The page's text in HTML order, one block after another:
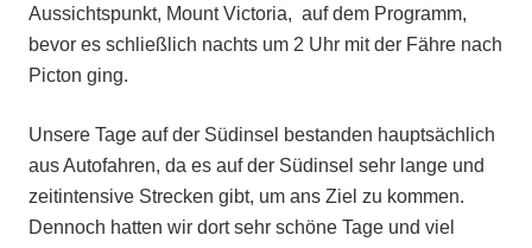
Aussichtspunkt, Mount Victoria, auf dem Programm,
bevor es schließlich nachts um 2 Uhr mit der Fähre nach
Picton ging.
Unsere Tage auf der Südinsel bestanden hauptsächlich
aus Autofahren, da es auf der Südinsel sehr lange und
zeitintensive Strecken gibt, um ans Ziel zu kommen.
Dennoch hatten wir dort sehr schöne Tage und viel